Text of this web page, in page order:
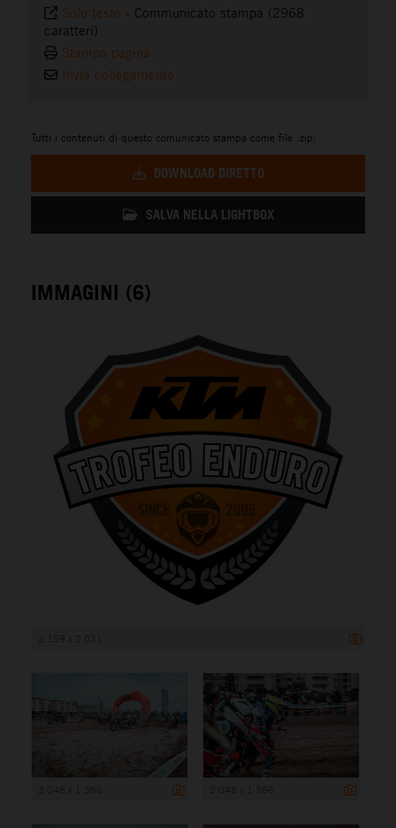
Solo testo - Communicato stampa (2968
caratteri)
Stampa pagina
Invia collegamento
Tutti i contenuti di questo comunicato stampa come file .zip:
DOWNLOAD DIRETTO
SALVA NELLA LIGHTBOX
IMMAGINI (6)